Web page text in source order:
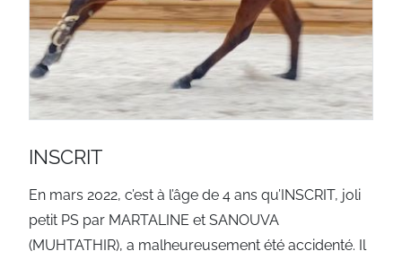
INSCRIT
En mars 2022, c’est à l’âge de 4 ans qu’INSCRIT, joli
petit PS par MARTALINE et SANOUVA
(MUHTATHIR), a malheureusement été accidenté. Il